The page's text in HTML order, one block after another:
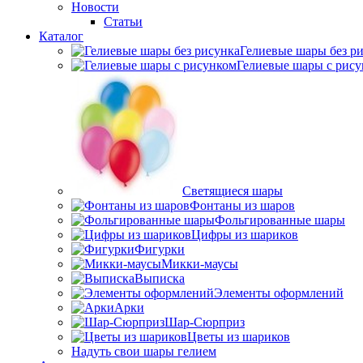
Новости
Статьи
Каталог
Гелиевые шары без
Гелиевые шары с
Светящиеся шары
Фонтаны из шаров
Фольгированные шары
Цифры из шариков
Фигурки
Микки-маусы
Выписка
Элементы оформлений
Арки
Шар-Сюрприз
Цветы из шариков
Надуть свои шары гелием